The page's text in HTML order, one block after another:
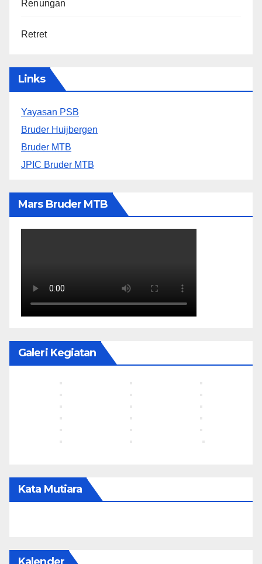
Renungan
Retret
Links
Yayasan PSB
Bruder Huijbergen
Bruder MTB
JPIC Bruder MTB
Mars Bruder MTB
Galeri Kegiatan
Kata Mutiara